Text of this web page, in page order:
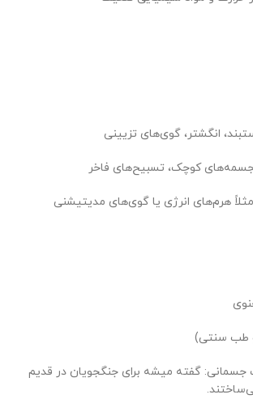
انگشتر، گوی‌های تزیینی
کوچک، تسبیح‌های فاخر
هرم‌های انرژی یا گوی‌های مدیتیشنی
طب سنتی)
گفته میشه برای جنگجویان در قدیم